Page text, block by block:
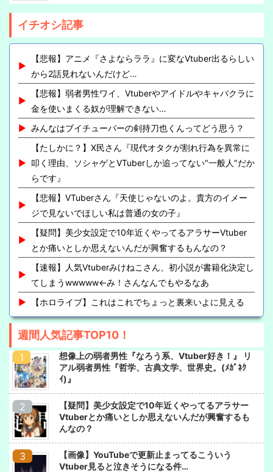
イチオシ記事
【悲報】アニメ『さよならララ』に変なVtuber出るらしい
から2話見れないんだけど…
【悲報】弱者男性ワイ、Vtuberやアイドルやキャバクラに
金を使いまくる奴が理解できない…
みんなはブイチューバーの剣持刀也くんってどう思う？
【たしかに？】X民さん『現代オタクが割れ行為を異常に
叩く理由、ソシャゲとVTuberしか追ってない"一般人"だか
らです』
【悲報】VTuberさん『天使じゃないのよ。貴方のイメー
ジで見ないでほしい私は普通の女の子』
【疑問】美少女設定で10年近くやってるアラサーVtuber
とか痛いとしか思えないんだが興奮するもんなの？
【速報】人気Vtuberみけねこさん、初小説が書籍化決定し
てしまうwwwww←み！さんなんでもやるなあ
【ホロライブ】これはこれでちょっと裏来いよに見える
週間人気記事TOP10！
想像上の弱者男性『なろう系、Vtuber好き！』 リ
アル弱者男性『哲学、古典文学、世界史。(ﾒｶﾞﾈｸ
ｲ)』
【疑問】美少女設定で10年近くやってるアラサー
Vtuberとか痛いとしか思えないんだが興奮するも
んなの？
【画像】YouTubeで更新止まってるこういう
Vtuber見ると泣きそうになる件…